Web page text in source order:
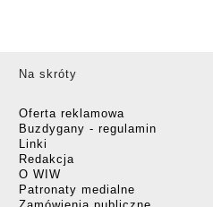
Na skróty
Oferta reklamowa
Buzdygany - regulamin
Linki
Redakcja
O WIW
Patronaty medialne